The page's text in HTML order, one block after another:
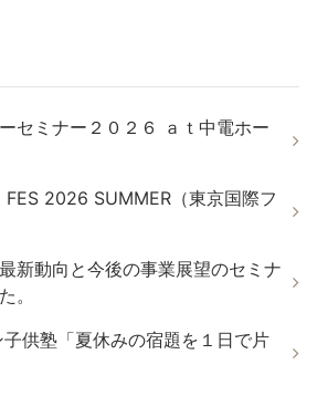
セミナー２０２６ ａｔ中電ホー
2026 SUMMER（東京国際フ
新動向と今後の事業展望のセミナ
。
供塾「夏休みの宿題を１日で片